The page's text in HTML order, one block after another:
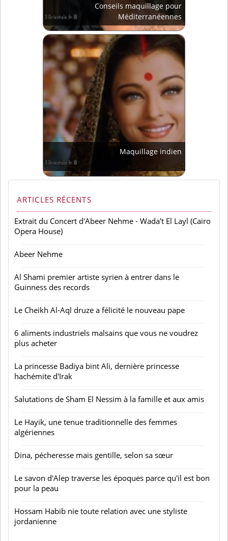
Conseils maquillage pour
Méditerranéennes
Maquillage indien
ARTICLES RÉCENTS
Extrait du Concert d'Abeer Nehme - Wada't El Layl (Cairo
Opera House)
Abeer Nehme
Al Shami premier artiste syrien à entrer dans le
Guinness des records
Le Cheikh Al-Aql druze a félicité le nouveau pape
6 aliments industriels malsains que vous ne voudrez
plus acheter
La princesse Badiya bint Ali, dernière princesse
hachémite d'Irak
Salutations de Sham El Nessim à la famille et aux amis
Le Hayik, une tenue traditionnelle des femmes
algériennes
Dina, pécheresse mais gentille, selon sa sœur
Le savon d'Alep traverse les époques parce qu'il est bon
pour la peau
Hossam Habib nie toute relation avec une styliste
jordanienne